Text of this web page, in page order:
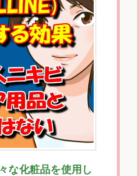
な化粧品を使用し